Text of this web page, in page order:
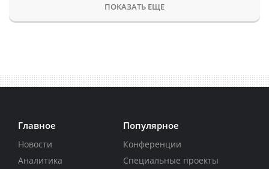
ПОКАЗАТЬ ЕЩЕ
Главное
Новости
Аналитика
Популярное
Конференции
Специальные проекты